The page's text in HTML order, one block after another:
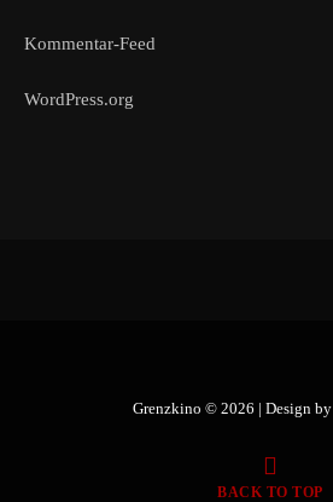
Kommentar-Feed
WordPress.org
Grenzkino © 2026 | Design by
BACK TO TOP